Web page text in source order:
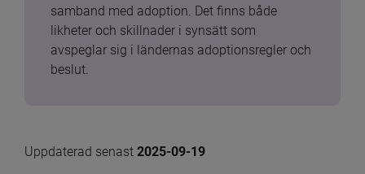
samband med adoption. Det finns både
likheter och skillnader i synsätt som
avspeglar sig i ländernas adoptionsregler och
beslut.
Uppdaterad senast 2025-09-19